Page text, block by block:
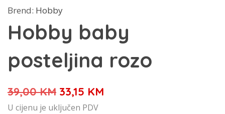
Brend: Hobby
Hobby baby
posteljina rozo
39,00KM Izvorna
cijena
33,15 KM
U cijenu je uključen PDV